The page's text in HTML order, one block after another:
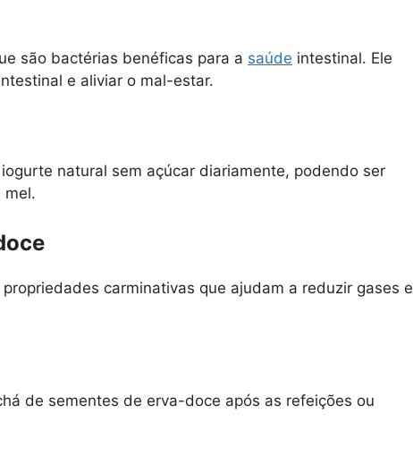
são bactérias benéficas para a saúde intestinal. Ele
e aliviar o mal-estar.
natural sem açúcar diariamente, podendo ser
mel.
carminativas que ajudam a reduzir gases e
de sementes de erva-doce após as refeições ou